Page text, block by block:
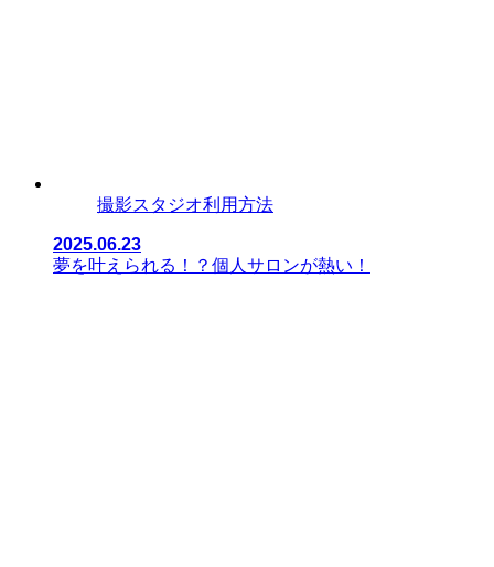
撮影スタジオ利用方法
2025.06.23
夢を叶えられる！？個人サロンが熱い！